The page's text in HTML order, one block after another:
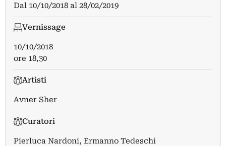
Dal 10/10/2018 al 28/02/2019
Vernissage
10/10/2018
ore 18,30
Artisti
Avner Sher
Curatori
Pierluca Nardoni, Ermanno Tedeschi